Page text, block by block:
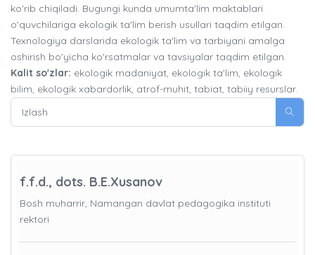
ko'rib chiqiladi. Bugungi kunda umumta'lim maktablari
o'quvchilariga ekologik ta'lim berish usullari taqdim etilgan.
Texnologiya darslarida ekologik ta'lim va tarbiyani amalga
oshirish bo'yicha ko'rsatmalar va tavsiyalar taqdim etilgan.
Kalit so'zlar: ekologik madaniyat, ekologik ta'lim, ekologik
bilim, ekologik xabardorlik, atrof-muhit, tabiat, tabiiy resurslar.
f.f.d., dots. B.E.Xusanov
Bosh muharrir, Namangan davlat pedagogika instituti
rektori